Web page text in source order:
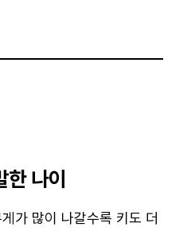
나이
가 많이 나갈수록 키도 더